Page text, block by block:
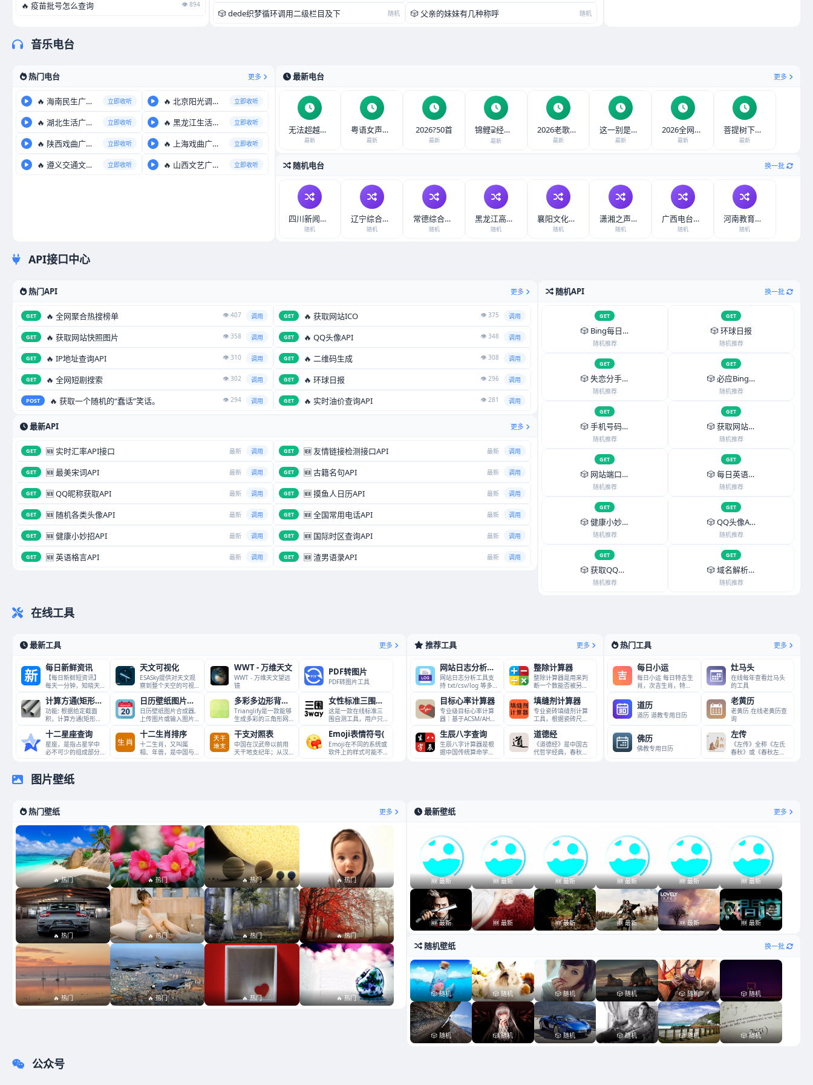
🔥 疫苗批号怎么查询 👁️ 894
🎲 dede织梦循环调用二级栏目及下 随机 🎲 父亲的妹妹有几种称呼 随机
音乐电台
热门电台 更多
🔥 海南民生广播在线收听 立即收听 🔥 北京阳光调频FM98.6 立即收听
🔥 湖北生活广播在线收听 立即收听 🔥 黑龙江生活广播在线收听 立即收听
🔥 陕西戏曲广播电台在线收听 立即收听 🔥 上海戏曲广播在线收听 立即收听
🔥 遵义交通文艺广播 FM9 立即收听 🔥 山西文艺广播FM101. 立即收听
最新电台 更多
无法超越的经典粤
最新
立即收听
粤语女声《光辉岁
最新
2026?50首
最新
锦鲤⫌经典老歌1
最新
2026老歌带D
最新
这一别是永远+不
最新
2026全网红三
最新
菩提树下我为你流
最新
随机电台 换一批
四川新闻广播FM
随机
辽宁综合广播辽宁
随机
常德综合广播FM
随机
黑龙江高校广播在
随机
襄阳文化教育广播
随机
潇湘之声News
随机
广西电台新闻91
随机
河南教育广播在线
随机
API接口中心
热门API 更多
GET 🔥 全网聚合热搜榜单 👁️ 407 调用 GET 🔥 获取网站ICO 👁️ 375 调用
GET 🔥 获取网站快照图片 👁️ 358 调用 GET 🔥 QQ头像API 👁️ 348 调用
GET 🔥 IP地址查询API 👁️ 310 调用 GET 🔥 二维码生成 👁️ 308 调用
GET 🔥 全网短剧搜索 👁️ 302 调用 GET 🔥 环球日报 👁️ 296 调用
POST 🔥 获取一个随机的“蠢话”笑话。 👁️ 294 调用 GET 🔥 实时油价查询API 👁️ 281 调用
最新API 更多
GET 🆕 实时汇率API接口 最新 调用 GET 🆕 友情链接检测接口API 最新 调用
GET 🆕 最美宋词API 最新 调用 GET 🆕 古籍名句API 最新 调用
GET 🆕 QQ昵称获取API 最新 调用 GET 🆕 摸鱼人日历API 最新 调用
GET 🆕 随机各类头像API 最新 调用 GET 🆕 全国常用电话API 最新 调用
GET 🆕 健康小妙招API 最新 调用 GET 🆕 国际时区查询API 最新 调用
GET 🆕 英语格言API 最新 调用 GET 🆕 渣男语录API 最新 调用
随机API 换一批
GET
🎲 Bing每日一图AP
随机推荐
立即调用
GET
🎲 环球日报
随机推荐
立即调用
GET
🎲 失恋分手句子API
随机推荐
立即调用
GET
🎲 必应Bing每日图片
随机推荐
立即调用
GET
🎲 手机号码归属地查询A
随机推荐
立即调用
GET
🎲 获取网站ICO
随机推荐
立即调用
GET
🎲 网站端口扫描查询
随机推荐
立即调用
GET
🎲 每日英语API
随机推荐
立即调用
GET
🎲 健康小妙招API
随机推荐
立即调用
GET
🎲 QQ头像API
随机推荐
立即调用
GET
🎲 获取QQ头像昵称AP
随机推荐
GET
🎲 域名解析查询API
随机推荐
在线工具
最新工具 更多
每日新鲜资讯
【每日新鲜短资讯】
每天一分钟，知晓天
天文可视化
ESASky提供对天文观
察到整个天空的可视
WWT - 万维天文
WWT - 万维天文望远
镜
PDF转图片
PDF转图片工具
计算方通(矩形管)或
功能: 根据给定截面
积，计算方通(矩形管)
日历壁纸图片合成器
日历壁纸图片合成器,
上传图片或输入图片
多彩多边形背景生成工
Trianglify是一款能够
生成多彩的三角形网
女性标准三围在线自测
这是一款在线标准三
围自测工具，用户只
cm）
十二星座查询
星座，是指占星学中
必不可少的组成部分
十二生肖排序
十二生肖，又叫属
相、年兽，是中国与
干支对照表
中国在汉武帝以前用
天干地支纪年；从汉
Emoji表情符号(
Emoji在不同的系统或
软件上的样式可能不
推荐工具 更多
网站日志分析工具
网站日志分析工具支
持 txt/csv/log 等多
整除计算器
整除计算器是用来判
断一个数能否被另外
通过输
目标心率计算器
专业级目标心率计算
器｜基于ACSM/AHA
填缝剂计算器
专业瓷砖填缝剂计算
工具，根据瓷砖尺
剂价格，
生辰八字查询
生辰八字计算器是根
据中国传统算命学
道德经
《道德经》是中国古
代哲学经典，春秋时
热门工具 更多
每日小运
每日小运 每日特吉生
肖，次吉生肖，特衰
灶马头
在线每年查看灶马头
的工具
道历
道历 道教专用日历
老黄历
老黄历 在线老黄历查
询
佛历
佛教专用日历
左传
《左传》全称《左氏
春秋》或《春秋左氏
图片壁纸
热门壁纸 更多
🔥 热门 🔥 热门 🔥 热门 🔥 热门
🔥 热门 🔥 热门 🔥 热门 🔥 热门
🔥 热门 🔥 热门 🔥 热门 🔥 热门
最新壁纸 更多
🆕 最新 🆕 最新 🆕 最新 🆕 最新 🆕 最新 🆕 最新
🆕 最新 🆕 最新 🆕 最新 🆕 最新 🆕 最新 🆕 最新
随机壁纸 换一批
🎲 随机 🎲 随机 🎲 随机 🎲 随机 🎲 随机 🎲 随机
🎲 随机 🎲 随机 🎲 随机 🎲 随机 🎲 随机 🎲 随机
公众号